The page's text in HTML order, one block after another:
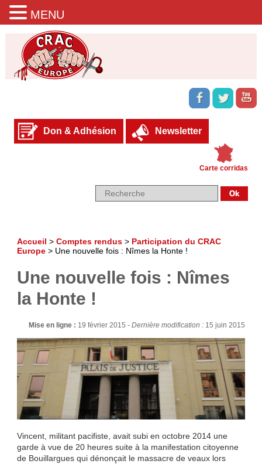
Don & Adhésion Newsletter
Carte corridas
Accueil > Comptes rendus> Participation du CRAC
Europe> Une nouvelle fois : Nîmes la Honte !
Une nouvelle fois : Nîmes
la Honte !
Mise en ligne : 19 février 2015 -Dernière modification : 15 juin 2015
Vincent, militant pacifiste, avait subi en octobre 2014 une
garde à vue de 20 heures suite à la manifestation citoyenne
de Bouillargues qui dénonçait le massacre de veaux lors
MENU